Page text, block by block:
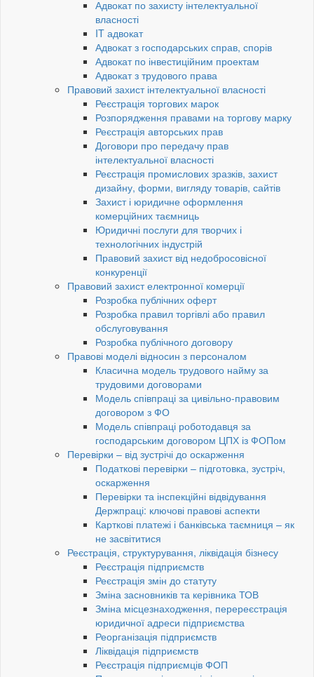
Адвокат по захисту інтелектуальної
власності
IT адвокат
Адвокат з господарських справ, спорів
Адвокат по інвестиційним проектам
Адвокат з трудового права
Правовий захист інтелектуальної власності
Реєстрація торгових марок
Розпорядження правами на торгову марку
Реєстрація авторських прав
Договори про передачу прав
інтелектуальної власності
Реєстрація промислових зразків, захист
дизайну, форми, вигляду товарів, сайтів
Захист і юридичне оформлення
комерційних таємниць
Юридичні послуги для творчих і
технологічних індустрій
Правовий захист від недобросовісної
конкуренції
Правовий захист електронної комерції
Розробка публічних оферт
Розробка правил торгівлі або правил
обслуговування
Розробка публічного договору
Правові моделі відносин з персоналом
Класична модель трудового найму за
трудовими договорами
Модель співпраці за цивільно-правовим
договором з ФО
Модель співпраці роботодавця за
господарським договором ЦПХ із ФОПом
Перевірки – від зустрічі до оскарження
Податкові перевірки – підготовка, зустріч,
оскарження
Перевірки та інспекційні відвідування
Держпраці: ключові правові аспекти
Карткові платежі і банківська таємниця – як
не засвітитися
Реєстрація, структурування, ліквідація бізнесу
Реєстрація підприємств
Реєстрація змін до статуту
Зміна засновників та керівника ТОВ
Зміна місцезнаходження, перереєстрація
юридичної адреси підприємства
Реорганізація підприємств
Ліквідація підприємств
Реєстрація підприємців ФОП